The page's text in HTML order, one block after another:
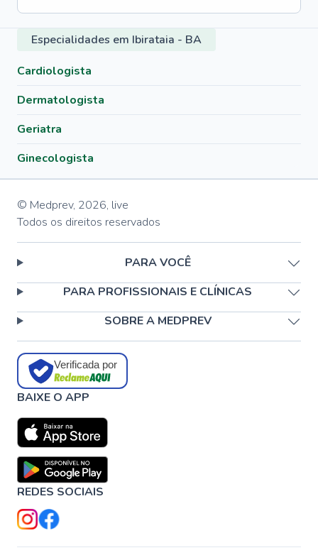
Especialidades em Ibirataia - BA
Cardiologista
Dermatologista
Geriatra
Ginecologista
© Medprev, 2026, live
Todos os direitos reservados
PARA VOCÊ
PARA PROFISSIONAIS E CLÍNICAS
SOBRE A MEDPREV
Verificada por
BAIXE O APP
REDES SOCIAIS